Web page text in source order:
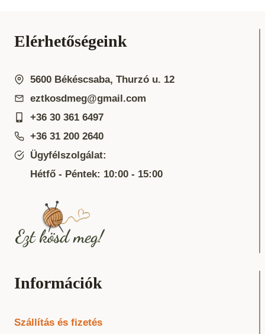
Elérhetőségeink
5600 Békéscsaba, Thurzó u. 12
eztkosdmeg@gmail.com
+36 30 361 6497
+36 31 200 2640
Ügyfélszolgálat:
Hétfő - Péntek: 10:00 - 15:00
Információk
Szállítás és fizetés